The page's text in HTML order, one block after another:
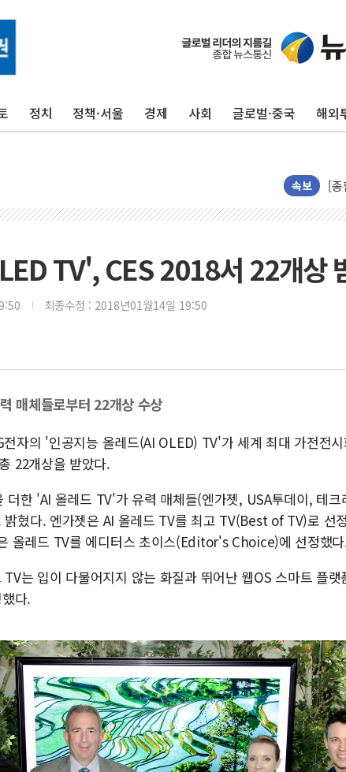
정치 정책·서울 경제 사회 글로벌·중국 해외
속보
포
울
인
김
[
[
강
李
추
인
인
'
TV', CES 2018서 22개상
최종수정 : 2018년01월14일 19:50
매체들로부터 22개상 수상
자의 '인공지능 올레드(AI OLED) TV'가 세계 최대 가전전
22개상을 받았다.
더한 'AI 올레드 TV'가 유력 매체들(엔가젯, USA투데이, 테크
혔다. 엔가젯은 AI 올레드 TV를 최고 TV(Best of TV)로 선
올레드 TV를 에디터스 초이스(Editor's Choice)에 선정했
는 입이 다물어지지 않는 화질과 뛰어난 웹OS 스마트 플랫
다.